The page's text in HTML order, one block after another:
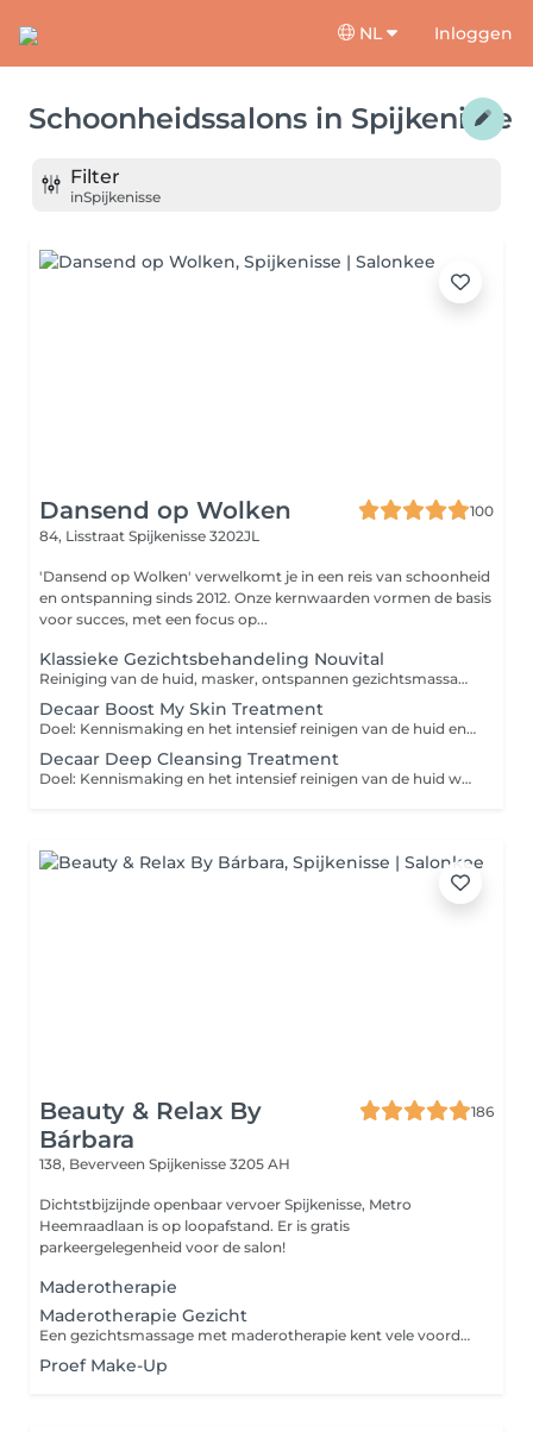
NL Inloggen
Schoonheidssalons in Spijkenisse
Filter
inSpijkenisse
Dansend op Wolken
100
84, Lisstraat Spijkenisse 3202JL
'Dansend op Wolken' verwelkomt je in een reis van schoonheid
en ontspanning sinds 2012. Onze kernwaarden vormen de basis
voor succes, met een focus op...
Klassieke Gezichtsbehandeling Nouvital
Reiniging van de huid, masker, ontspannen gezichtsmassage. Voor even een uurtje ontspanning!
Decaar Boost My Skin Treatment
Doel: Kennismaking en het intensief reinigen van de huid en deze voorzien van hoog geconcentreerde werkstoffen. Een diep gereinigde huid, waardoor grove poriën, ontstekingen en oneffenheden zichtbaar zijn afgenomen. Een huid die straalt van gezondheid en vitaliteit. Stappen behandeling: Oppervlakte reiniging Epileren Scub Verwijderen oneffenheden Masker Bescherming (Dag of nacht)
Decaar Deep Cleansing Treatment
Doel: Kennismaking en het intensief reinigen van de huid welke nog geen Algen Peeling mag ondergaan. Ontstekingen zoals puistjes en pukkels zijn afgenomen. De vettige glans is minder zichtbaar. De huid is intensief gereinigd en de poriën verfijnd. Je huid voelt fris en schoon aan. Stappen behandeling: Oppervlakte reiniging Pro Cleaning Gel masker Verwijderen oneffenheden Masker ingebracht door massage Bescherming (Dag of nacht)
Beauty & Relax By
Bárbara
186
138, Beverveen Spijkenisse 3205 AH
Dichtstbijzijnde openbaar vervoer Spijkenisse, Metro
Heemraadlaan is op loopafstand. Er is gratis
parkeergelegenheid voor de salon!
Maderotherapie
Maderotherapie Gezicht
Een gezichtsmassage met maderotherapie kent vele voordelen. Deze oosterse bindweefselmassage biedt niet alleen ontspanning, maar werkt ook diep in op je onderhuidse vet- en vochtbalans. De techniek boekt daarom effectief resultaat in je strijd tegen cellulitis, rimpels, huidverslapping en overtollig vet. Deze relaxerende massage Garandeert een stevigere huid , Reactiveert de productie van collageen en elastine , Stimuleert de bloed- en lymfecirculatie, Verbetert de spiertonus, Vermindert onderkinvet, rimpels en littekens van acne, Biedt ultieme ontspanning en emotionele rustgevende
Proef Make-Up